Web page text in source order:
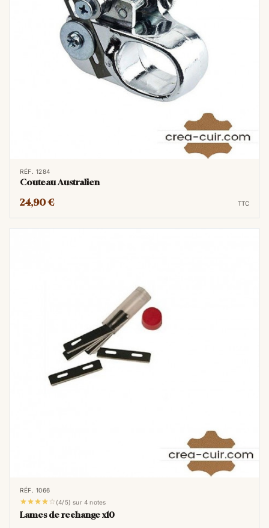
coupe-lanière mais spécifique pour les
lacets, permet de tailler des lacets en cuir de
différentes épaisseurs et largeurs, offrant une
polyvalence dans la création de détails
complexes ou de finitions minutieuses.
RÉF. 1284
Couteau Australien
24,90 € TTC
RÉF. 1066
  (4/5) sur 4 notes
Lames de rechange x10